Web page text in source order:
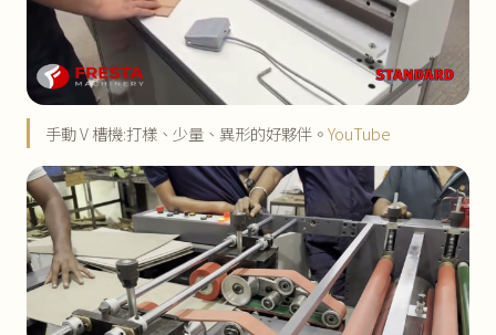
手動 V 槽機:打樣、少量、異形的好夥伴。YouTube